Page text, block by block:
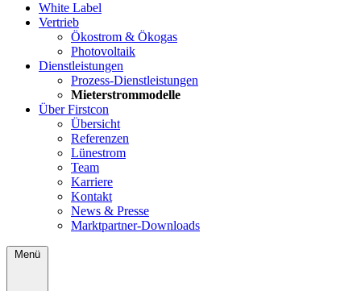
White Label
Vertrieb
Ökostrom & Ökogas
Photovoltaik
Dienstleistungen
Prozess-Dienstleistungen
Mieterstrommodelle
Über Firstcon
Übersicht
Referenzen
Lünestrom
Team
Karriere
Kontakt
News & Presse
Marktpartner-Downloads
Menü